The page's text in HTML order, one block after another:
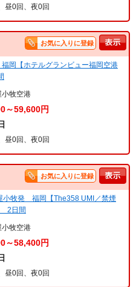
昼0回、夜0回
お気に入りに登録
岡【ホテルグランビュー福岡空港
小牧空港
～59,600円
昼0回、夜0回
お気に入りに登録
小牧発 福岡【The358 UMI／禁煙
2日間
小牧空港
～58,400円
昼0回、夜0回